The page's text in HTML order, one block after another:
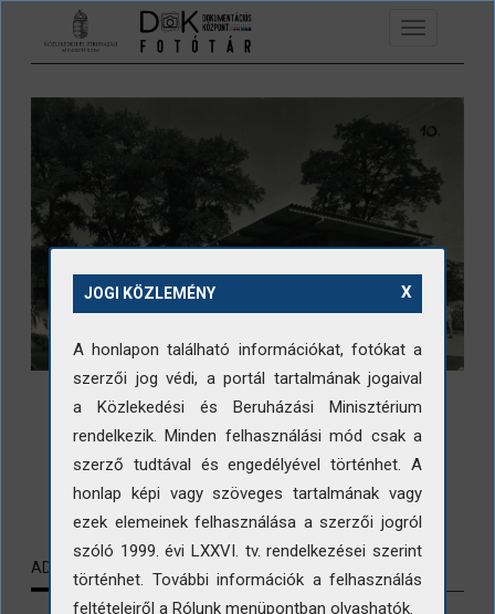
Ugrás a tartalomra
Toggle
navigation
LETÖLTÉS
ADATLAP
X
JOGI KÖZLEMÉNY
A honlapon található információkat, fotókat a
szerzői jog védi, a portál tartalmának jogaival
a Közlekedési és Beruházási Minisztérium
rendelkezik. Minden felhasználási mód csak a
szerző tudtával és engedélyével történhet. A
honlap képi vagy szöveges tartalmának vagy
ezek elemeinek felhasználása a szerzői jogról
szóló 1999. évi LXXVI. tv. rendelkezései szerint
történhet. További információk a felhasználás
feltételeiről a Rólunk menüpontban olvashatók.